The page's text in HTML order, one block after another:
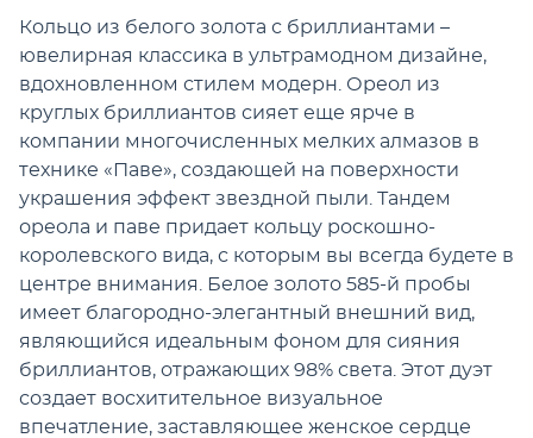
Кольцо из белого золота с бриллиантами –
ювелирная классика в ультрамодном дизайне,
вдохновленном стилем модерн. Ореол из
круглых бриллиантов сияет еще ярче в
компании многочисленных мелких алмазов в
технике «Паве», создающей на поверхности
украшения эффект звездной пыли. Тандем
ореола и паве придает кольцу роскошно-
королевского вида, с которым вы всегда будете в
центре внимания. Белое золото 585-й пробы
имеет благородно-элегантный внешний вид,
являющийся идеальным фоном для сияния
бриллиантов, отражающих 98% света. Этот дуэт
создает восхитительное визуальное
впечатление, заставляющее женское сердце